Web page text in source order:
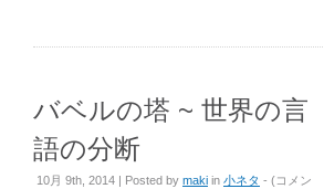
バベルの塔 ~ 世界の言
語の分断
10月 9th, 2014 | Posted by maki in 小ネタ - (バコメン